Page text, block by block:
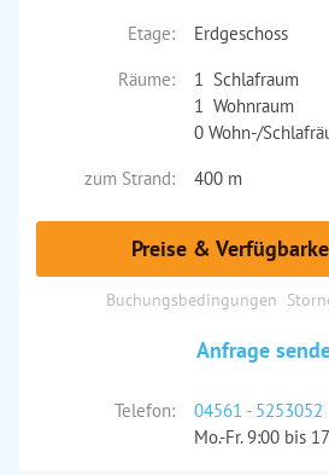
Etage:
Erdgeschoss
Räume:
1 Schlafraum
1 Wohnraum
0 Wohn-/
zum Strand:
400 m
Preise &
Buchungsbedingungen
Anfrage
Telefon:
04561 - 5253052
Mo.-Fr. 9:00 bis